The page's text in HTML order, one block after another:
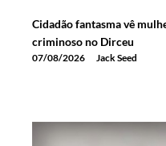
Cidadão fantasma vê
criminoso no Dirceu
07/08/2026 Jack Seed